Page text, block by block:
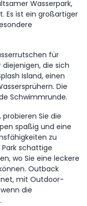
Wasserpark,
Es ist ein großartiger
für
die sich
Island, einen
Die
Schwimmrunde.
Sie die
spaßig und eine
zu
schattige
wo Sie eine leckere
Outback
mit Outdoor-
die